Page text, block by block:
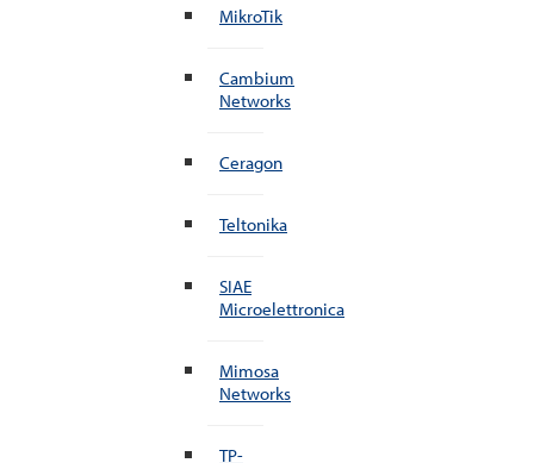
MikroTik
Cambium
Networks
Ceragon
Teltonika
SIAE
Microelettronica
Mimosa
Networks
TP-